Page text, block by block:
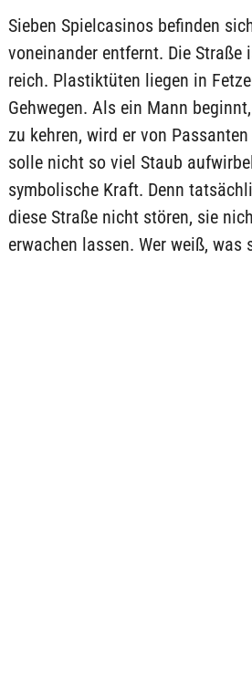
Sieben Spielcasinos befinden
voneinander entfernt. Die Straße
reich. Plastiktüten liegen in
Gehwegen. Als ein Mann
zu kehren, wird er von
solle nicht so viel Staub
symbolische Kraft. Denn
diese Straße nicht stören, sie
erwachen lassen. Wer weiß, was